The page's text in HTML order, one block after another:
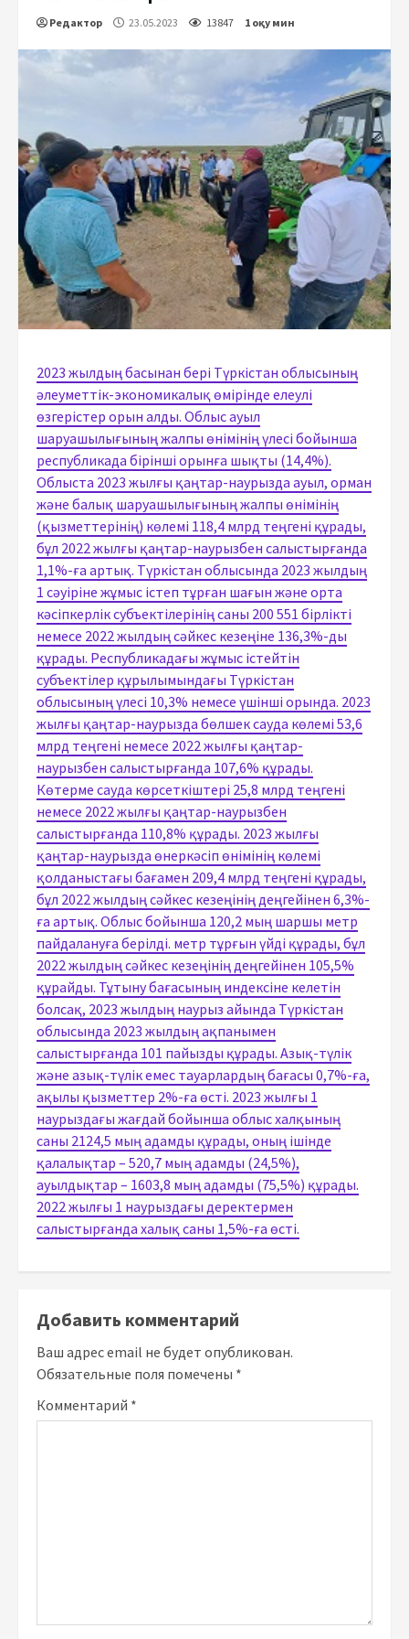
Редактор 23.05.2023 13847 1 оқу мин
2023 жылдың басынан бері Түркістан облысының
әлеуметтік-экономикалық өмірінде елеулі
өзгерістер орын алды. Облыс ауыл
шаруашылығының жалпы өнімінің үлесі бойынша
республикада бірінші орынға шықты (14,4%).
Облыста 2023 жылғы қаңтар-наурызда ауыл, орман
және балық шаруашылығының жалпы өнімінің
(қызметтерінің) көлемі 118,4 млрд теңгені құрады,
бұл 2022 жылғы қаңтар-наурызбен салыстырғанда
1,1%-ға артық. Түркістан облысында 2023 жылдың
1 сәуіріне жұмыс істеп тұрған шағын және орта
кәсіпкерлік субъектілерінің саны 200 551 бірлікті
немесе 2022 жылдың сәйкес кезеңіне 136,3%-ды
құрады. Республикадағы жұмыс істейтін
субъектілер құрылымындағы Түркістан
облысының үлесі 10,3% немесе үшінші орында. 2023
жылғы қаңтар-наурызда бөлшек сауда көлемі 53,6
млрд теңгені немесе 2022 жылғы қаңтар-
наурызбен салыстырғанда 107,6% құрады.
Көтерме сауда көрсеткіштері 25,8 млрд теңгені
немесе 2022 жылғы қаңтар-наурызбен
салыстырғанда 110,8% құрады. 2023 жылғы
қаңтар-наурызда өнеркәсіп өнімінің көлемі
қолданыстағы бағамен 209,4 млрд теңгені құрады,
бұл 2022 жылдың сәйкес кезеңінің деңгейінен 6,3%-
ға артық. Облыс бойынша 120,2 мың шаршы метр
пайдалануға берілді. метр тұрғын үйді құрады, бұл
2022 жылдың сәйкес кезеңінің деңгейінен 105,5%
құрайды. Тұтыну бағасының индексіне келетін
болсақ, 2023 жылдың наурыз айында Түркістан
облысында 2023 жылдың ақпанымен
салыстырғанда 101 пайызды құрады. Азық-түлік
және азық-түлік емес тауарлардың бағасы 0,7%-ға,
ақылы қызметтер 2%-ға өсті. 2023 жылғы 1
наурыздағы жағдай бойынша облыс халқының
саны 2124,5 мың адамды құрады, оның ішінде
қалалықтар – 520,7 мың адамды (24,5%),
ауылдықтар – 1603,8 мың адамды (75,5%) құрады.
2022 жылғы 1 наурыздағы деректермен
салыстырғанда халық саны 1,5%-ға өсті.
Добавить комментарий
Ваш адрес email не будет опубликован.
Обязательные поля помечены *
Комментарий *